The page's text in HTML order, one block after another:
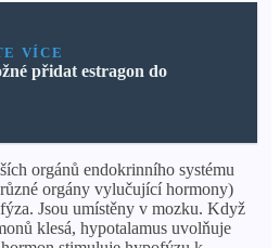
VÍCE
přidat estragon do
orgánů endokrinního systému
orgány vylučující hormony)
Jsou umístěny v mozku. Když
klesá, hypotalamus uvolňuje